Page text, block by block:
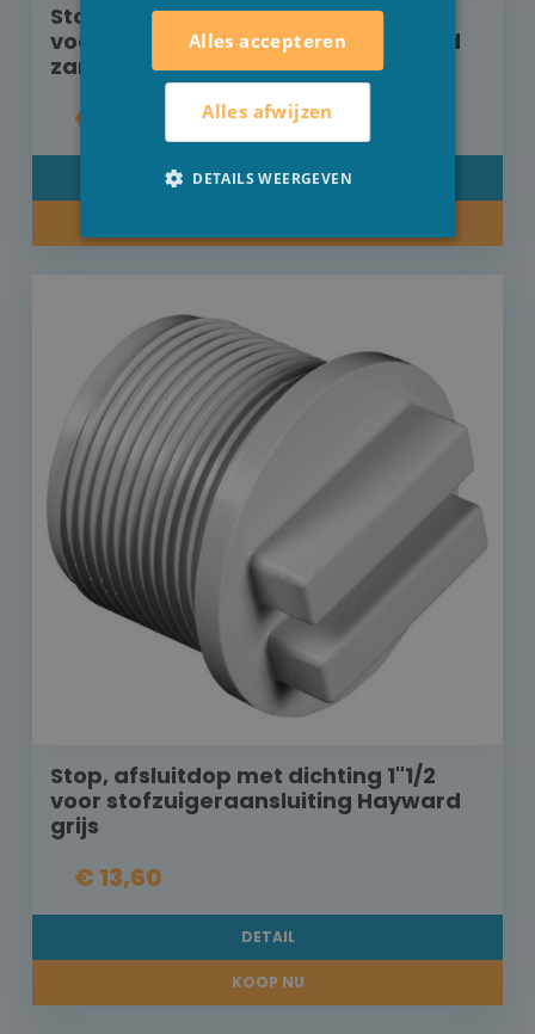
Stop, afsluitdop met dichting 1"1/2
voor stofzuigeraansluiting Hayward
zand
€ 13,60
DETAIL
Stop, afsluitdop met dichting 1"1/2
voor stofzuigeraansluiting Hayward
grijs
€ 13,60
DETAIL
KOOP NU
Alles accepteren
Alles afwijzen
DETAILS WEERGEVEN